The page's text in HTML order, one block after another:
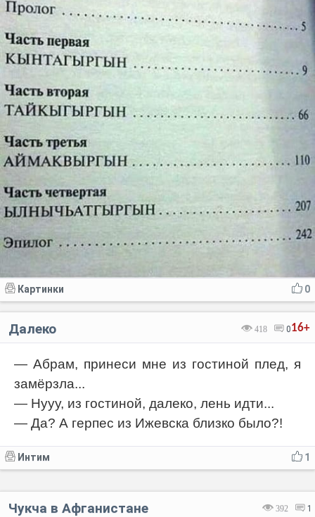
0
Картинки
16+
418 0
Далеко
— Абрам, принеси мне из гостиной плед, я
замёрзла...
— Нууу, из гостиной, далеко, лень идти...
— Да? А герпес из Ижевска близко было?!
1
Интим
392 1
Чукча в Афганистане